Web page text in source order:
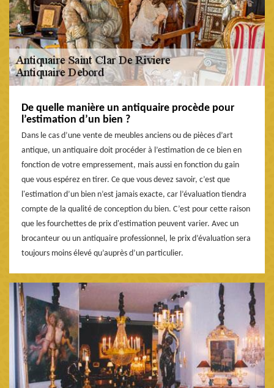
De quelle manière un antiquaire procède pour
l’estimation d’un bien ?
Dans le cas d’une vente de meubles anciens ou de pièces d’art
antique, un antiquaire doit procéder à l’estimation de ce bien en
fonction de votre empressement, mais aussi en fonction du gain
que vous espérez en tirer. Ce que vous devez savoir, c’est que
l'estimation d’un bien n’est jamais exacte, car l’évaluation tiendra
compte de la qualité de conception du bien. C’est pour cette raison
que les fourchettes de prix d'estimation peuvent varier. Avec un
brocanteur ou un antiquaire professionnel, le prix d’évaluation sera
toujours moins élevé qu’auprès d’un particulier.